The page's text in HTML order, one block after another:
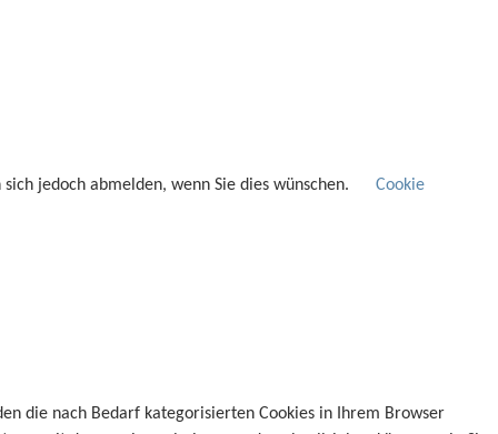
jedoch abmelden, wenn Sie dies wünschen.
Cookie
die nach Bedarf kategorisierten Cookies in Ihrem Browser